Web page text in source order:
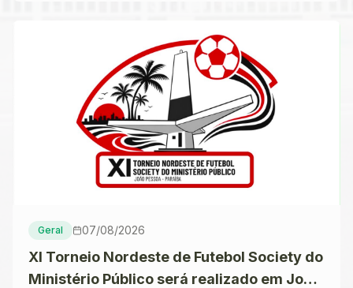
Geral 07/08/2026
XI Torneio Nordeste de Futebol Society do
Ministério Público será realizado em João